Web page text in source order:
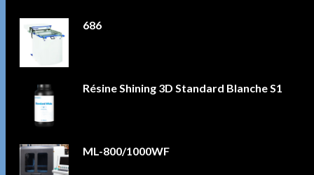
686
Résine Shining 3D Standard Blanche S1
ML-800/1000WF